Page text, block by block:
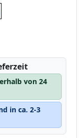
von 24
in ca. 2-3